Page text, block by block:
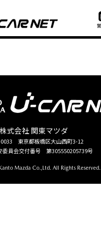
株式会社 関東マツダ
東京都板橋区大山西町3-12
委員会交付番号 第305550205739号
Mazda Co.,Ltd. All Rights Reserved.